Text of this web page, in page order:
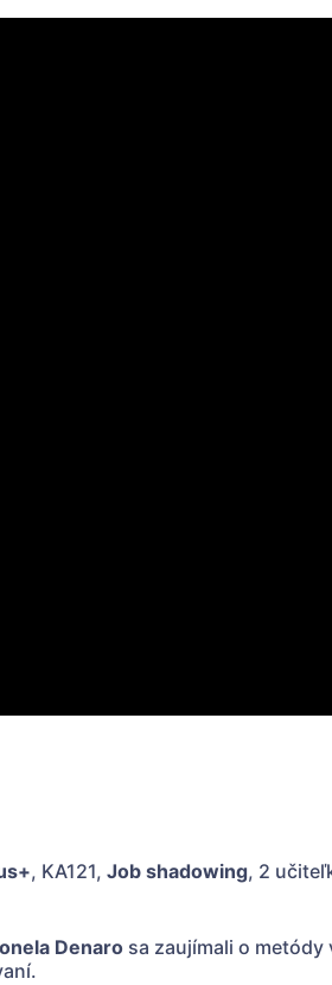
, KA121, Job shadowing, 2
Denarosa zaujímali o metódy